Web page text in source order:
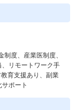
度、産業医制度、
リモートワーク手
育支援あり、副業
ポート